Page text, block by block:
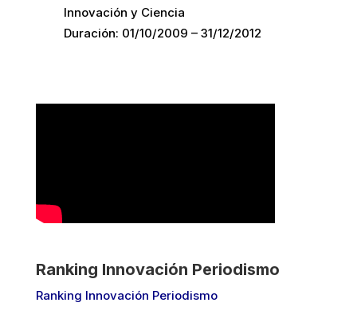
Innovación y Ciencia
Duración: 01/10/2009 – 31/12/2012
Ranking Innovación Periodismo
Ranking Innovación Periodismo